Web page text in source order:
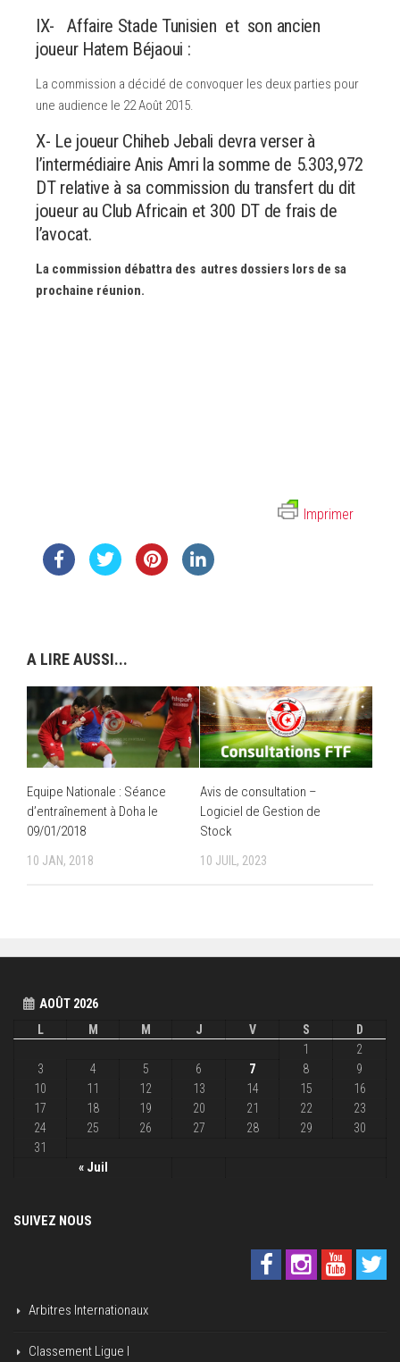
IX- Affaire Stade Tunisien et son ancien
joueur Hatem Béjaoui :
La commission a décidé de convoquer les deux parties pour
une audience le 22 Août 2015.
X- Le joueur Chiheb Jebali devra verser à
l’intermédiaire Anis Amri la somme de 5.303,972
DT relative à sa commission du transfert du dit
joueur au Club Africain et 300 DT de frais de
l’avocat.
La commission débattra des autres dossiers lors de sa
prochaine réunion.
Imprimer
A LIRE AUSSI...
Equipe Nationale : Séance
d’entraînement à Doha le
09/01/2018
10 JAN, 2018
Avis de consultation –
Logiciel de Gestion de
Stock
10 JUIL, 2023
AOÛT 2026
L
M M J V S D
« Juil
1
2
3
4 5 6 7 8
9
10
11 12 13 14 15
16
17
18 19 20 21 22
23
24
25 26 27 28 29
30
31
SUIVEZ NOUS
Arbitres Internationaux
Classement Ligue I